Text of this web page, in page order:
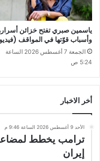
ياسمين صبري تفتح خزائن
وأسباب قوّتها في المواقف
الجمعة 7 أغسطس 2026 الساعة
5:24 ص
أخر الاخبار
الأحد 9 أغسطس 2026 الساعة 9:46 م
ترامب يخطط
إيران